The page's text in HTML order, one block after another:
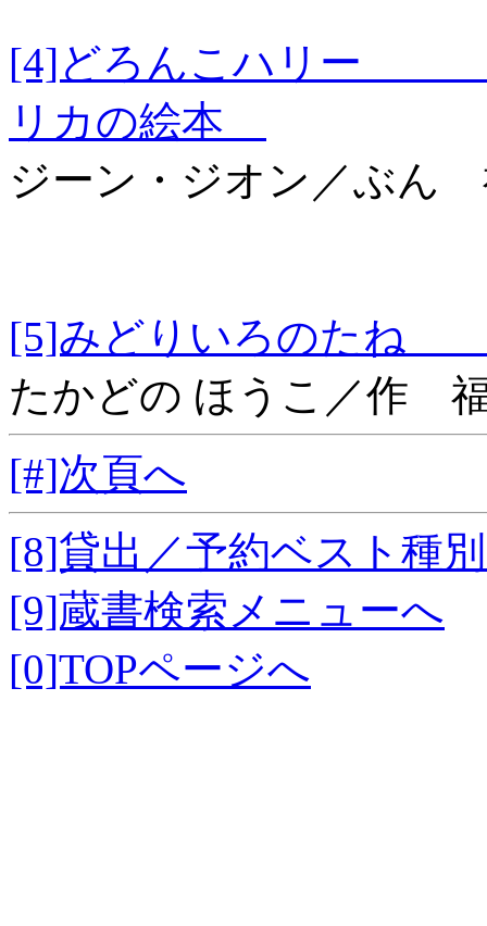
[4]どろんこハリー 世
リカの絵本
ジーン・ジオン／ぶん
[5]みどりいろのた
たかどの ほうこ／作
[#]次頁へ
[8]貸出／予約ベスト種
[9]蔵書検索メニューへ
[0]TOPページへ